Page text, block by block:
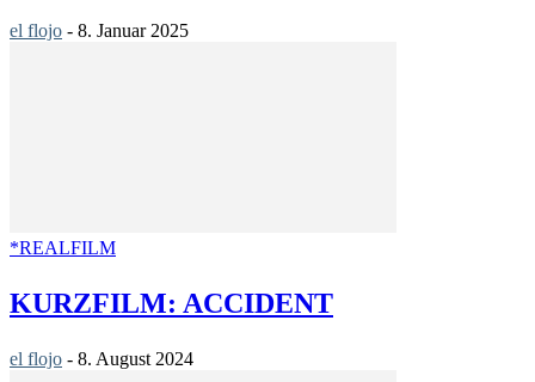
el flojo - 8. Januar 2025
*REALFILM
KURZFILM: ACCIDENT
el flojo - 8. August 2024